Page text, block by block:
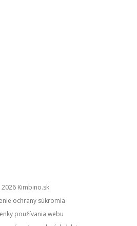
kimbino.sk
ochrany súkromia
používania webu